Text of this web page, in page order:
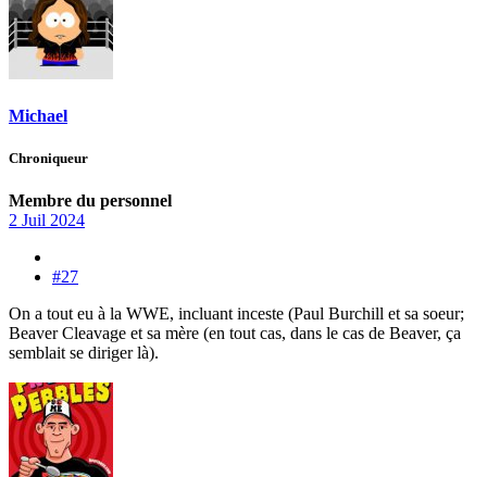
Michael
Chroniqueur
Membre du personnel
2 Juil 2024
#27
On a tout eu à la WWE, incluant inceste (Paul Burchill et sa soeur;
Beaver Cleavage et sa mère (en tout cas, dans le cas de Beaver, ça
semblait se diriger là).